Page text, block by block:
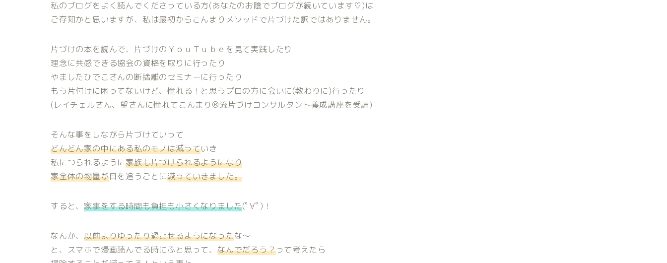
私のブログをよく読んでくださっている方(あなたのお陰でブログが続いています♡)は
ご存知かと思いますが、私は最初からこんまりメソッドで片づけた訳ではありません。
片づけの本を読んで、片づけのＹｏｕＴｕｂｅを見て実践したり
理念に共感できる協会の資格を取りに行ったり
やましたひでこさんの断捨離のセミナーに行ったり
もう片付けに困ってないけど、憧れる！と思うプロの方に会いに(教わりに)行ったり
(レイチェルさん、望さんに憧れてこんまり®流片づけコンサルタント養成講座を受講)
そんな事をしながら片づけていって
どんどん家の中にある私のモノは減っていき
私につられるように家族も片づけられるようになり
家全体の物量が日を追うごとに減っていきました。
すると、家事をする時間も負担も小さくなりました(ﾟ∀ﾟ)！
なんか、以前よりゆったり過ごせるようになったな～
と、スマホで漫画読んでる時にふと思って、 なんでだろう？って考えたら